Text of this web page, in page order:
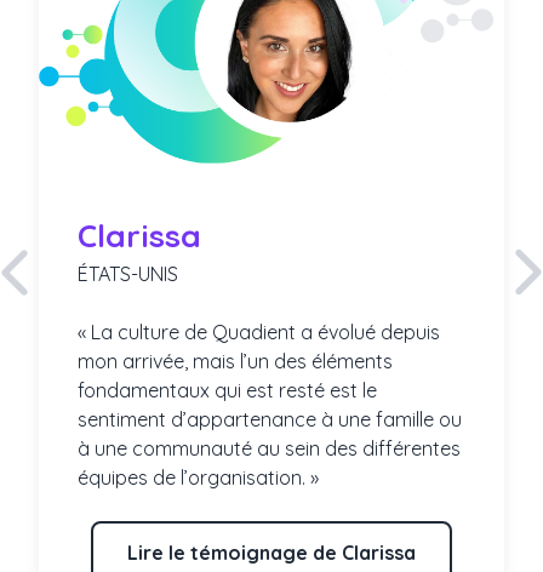
Clarissa
ÉTATS-UNIS
« La culture de Quadient a évolué depuis
mon arrivée, mais l’un des éléments
fondamentaux qui est resté est le
sentiment d’appartenance à une famille ou
à une communauté au sein des différentes
équipes de l’organisation. »
Lire le témoignage de Clarissa